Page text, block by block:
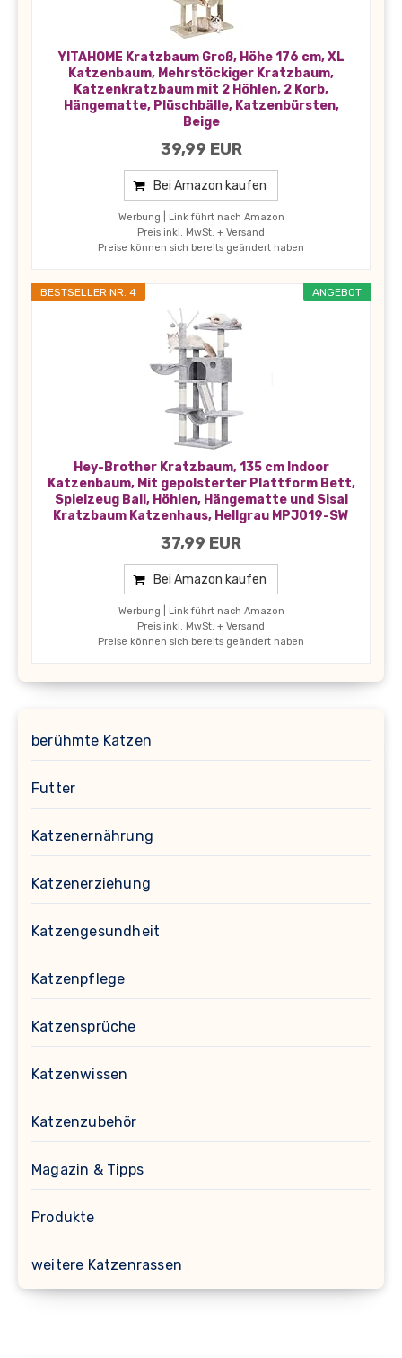
YITAHOME Kratzbaum Groß, Höhe 176 cm, XL
Katzenbaum, Mehrstöckiger Kratzbaum,
Katzenkratzbaum mit 2 Höhlen, 2 Korb,
Hängematte, Plüschbälle, Katzenbürsten,
Beige
39,99 EUR
Bei Amazon kaufen
Werbung | Link führt nach Amazon
Preis inkl. MwSt. + Versand
Preise können sich bereits geändert haben
ANGEBOT
BESTSELLER NR. 4
Hey-Brother Kratzbaum, 135 cm Indoor
Katzenbaum, Mit gepolsterter Plattform Bett,
Spielzeug Ball, Höhlen, Hängematte und Sisal
Kratzbaum Katzenhaus, Hellgrau MPJ019-SW
37,99 EUR
Bei Amazon kaufen
Werbung | Link führt nach Amazon
Preis inkl. MwSt. + Versand
Preise können sich bereits geändert haben
berühmte Katzen
Futter
Katzenernährung
Katzenerziehung
Katzengesundheit
Katzenpflege
Katzensprüche
Katzenwissen
Katzenzubehör
Magazin & Tipps
Produkte
weitere Katzenrassen